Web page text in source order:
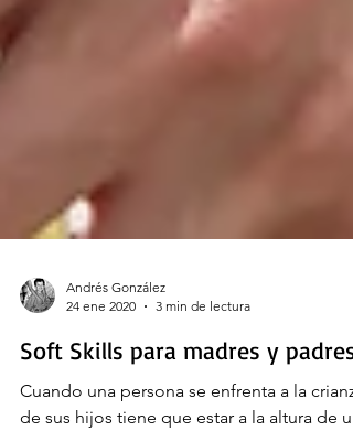
Andrés González
24 ene 2020